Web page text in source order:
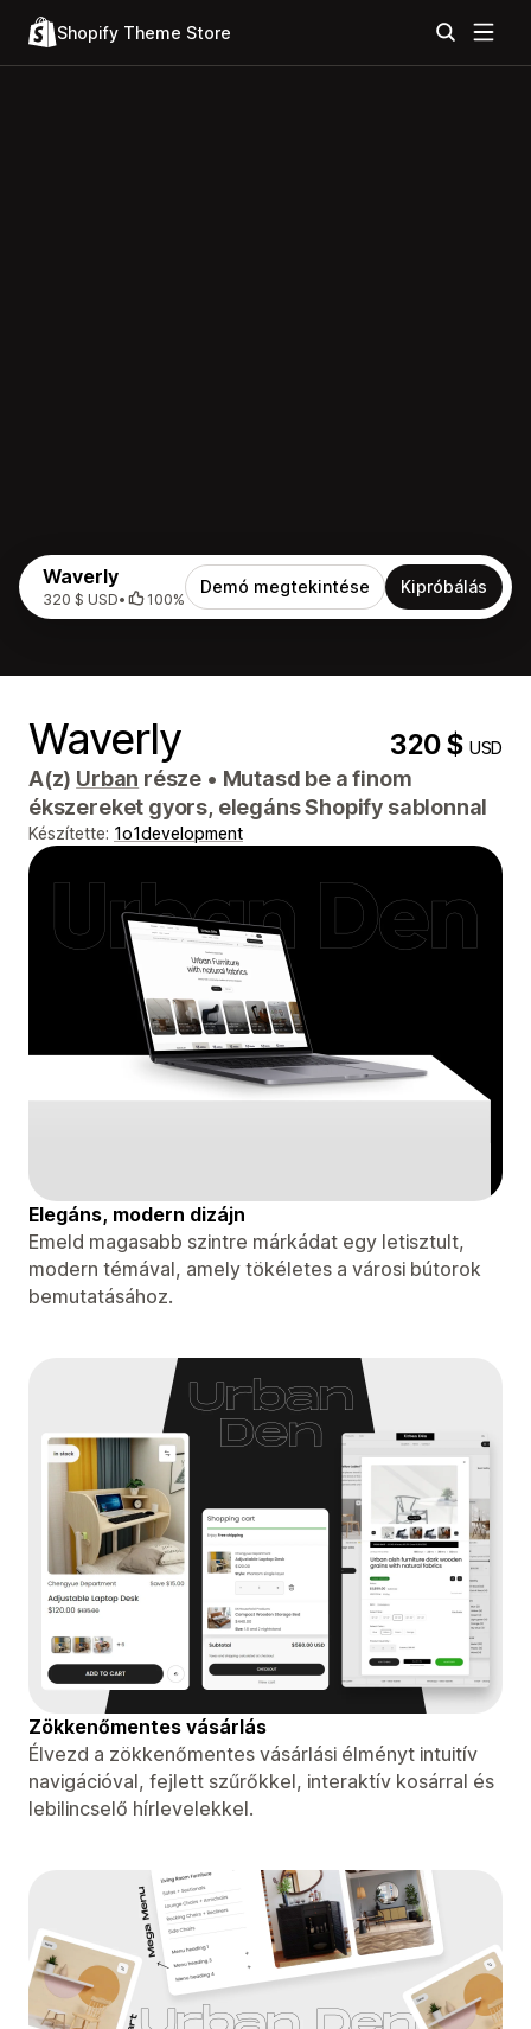
Shopify Theme Store
Waverly
320 $ USD• 100%
Demó megtekintése Kipróbálás
Waverly 320 $USD
A(z) Urban része • Mutasd be a finom
ékszereket gyors, elegáns Shopify sablonnal
Készítette: 1o1development
Elegáns, modern dizájn
Emeld magasabb szintre márkádat egy letisztult,
modern témával, amely tökéletes a városi bútorok
bemutatásához.
Zökkenőmentes vásárlás
Élvezd a zökkenőmentes vásárlási élményt intuitív
navigációval, fejlett szűrőkkel, interaktív kosárral és
lebilincselő hírlevelekkel.